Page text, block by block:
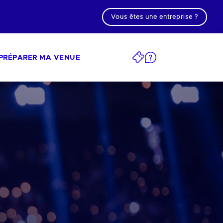
Vous êtes une entreprise ?
MA VENUE